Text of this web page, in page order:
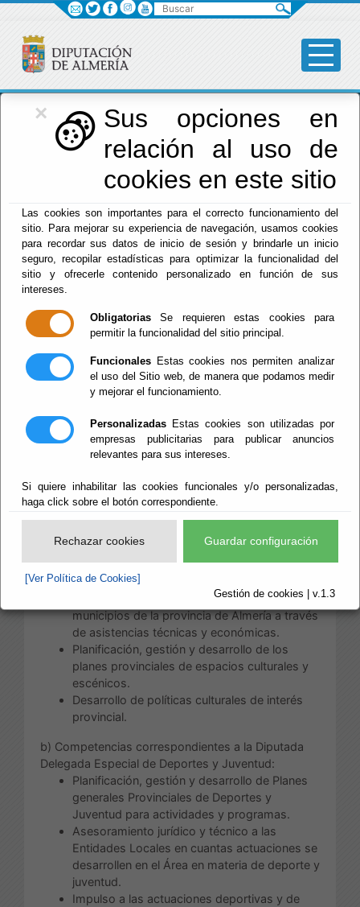
×
Sus opciones en
relación al uso de
cookies en este sitio
Las cookies son importantes para el correcto funcionamiento del
sitio. Para mejorar su experiencia de navegación, usamos cookies
para recordar sus datos de inicio de sesión y brindarle un inicio
seguro, recopilar estadísticas para optimizar la funcionalidad del
sitio y ofrecerle contenido personalizado en función de sus
intereses.
Obligatorias Se requieren estas cookies para
permitir la funcionalidad del sitio principal.
Funcionales Estas cookies nos permiten analizar
el uso del Sitio web, de manera que podamos medir
y mejorar el funcionamiento.
Personalizadas Estas cookies son utilizadas por
empresas publicitarias para publicar anuncios
relevantes para sus intereses.
Si quiere inhabilitar las cookies funcionales y/o personalizadas,
haga click sobre el botón correspondiente.
Rechazar cookies Guardar configuración
[Ver Política de Cookies]
Gestión de cookies | v.1.3
Diputación
Menú Diputación
Cultura deportes
y Juventud
Áreas de Cultura, Deportes y
Juventud
Las competencias de esta Área, distribuidas
conforme a su estructura, son: a) Competencias
directamente correspondiente a la Diputada
Delegada del Área de Cultura, Deportes y Juventud:
Planificación, gestión y desarrollo de Planes
Asesoramiento jurídico y técnico a las
Entidades Locales en cuantas actuaciones se
desarrollen en el Área en materia de cultura.
Impulso a las actuaciones culturales de los
municipios de la provincia de Almería a través
de asistencias técnicas y económicas.
Planificación, gestión y desarrollo de los
planes provinciales de espacios culturales y
escénicos.
Desarrollo de políticas culturales de interés
provincial.
b) Competencias correspondientes a la Diputada
Delegada Especial de Deportes y Juventud:
Planificación, gestión y desarrollo de Planes
generales Provinciales de Deportes y
Juventud para actividades y programas.
Asesoramiento jurídico y técnico a las
Entidades Locales en cuantas actuaciones se
desarrollen en el Área en materia de deporte y
juventud.
Impulso a las actuaciones deportivas y de
Buscar